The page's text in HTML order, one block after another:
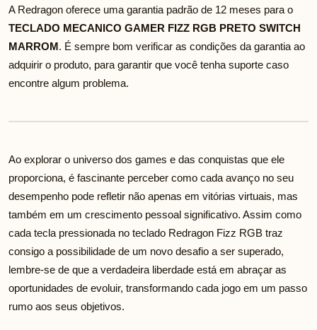
A Redragon oferece uma garantia padrão de 12 meses para o
TECLADO MECANICO GAMER FIZZ RGB PRETO SWITCH
MARROM. É sempre bom verificar as condições da garantia ao
adquirir o produto, para garantir que você tenha suporte caso
encontre algum problema.
Ao explorar o universo dos games e das conquistas que ele
proporciona, é fascinante perceber como cada avanço no seu
desempenho pode refletir não apenas em vitórias virtuais, mas
também em um crescimento pessoal significativo. Assim como
cada tecla pressionada no teclado Redragon Fizz RGB traz
consigo a possibilidade de um novo desafio a ser superado,
lembre-se de que a verdadeira liberdade está em abraçar as
oportunidades de evoluir, transformando cada jogo em um passo
rumo aos seus objetivos.